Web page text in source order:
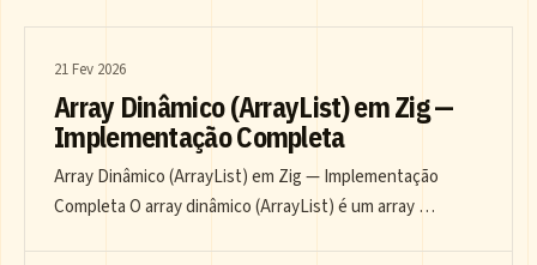
21 Fev 2026
Array Dinâmico (ArrayList) em Zig —
Implementação Completa
Array Dinâmico (ArrayList) em Zig — Implementação
Completa O array dinâmico (ArrayList) é um array …